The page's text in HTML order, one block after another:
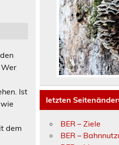
Ist
dem
letzten
BER – Ziele
BER –